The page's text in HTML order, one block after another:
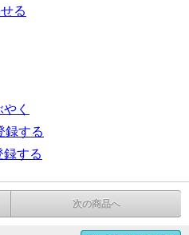
る
く
録する
録する
次の商品へ